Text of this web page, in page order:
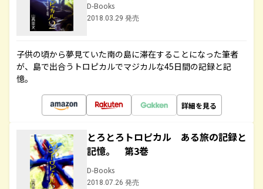
D-Books
2018.03.29 発売
子供の頃から夢見ていた南の島に滞在することになった筆者
が、島で出合うトロピカルでマジカルな45日間の記録と記
憶。
詳細を見る
とろとろトロピカル ある旅の記録と
記憶。 第3巻
D-Books
2018.07.26 発売